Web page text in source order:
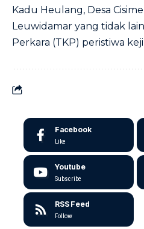
Kadu Heulang, Desa
Leuwidamar yang tidak
Perkara (TKP) peristiwa keji
Facebook
Like
Youtube
Subscribe
RSS Feed
Follow